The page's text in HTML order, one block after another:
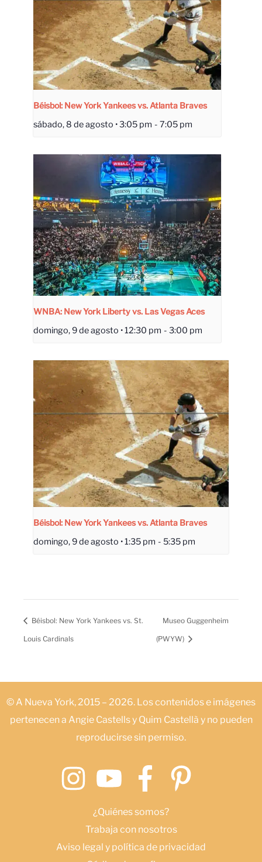
Béisbol: New York Yankees vs. Atlanta Braves
sábado, 8 de agosto • 3:05 pm - 7:05 pm
WNBA: New York Liberty vs. Las Vegas Aces
domingo, 9 de agosto • 12:30 pm - 3:00 pm
Béisbol: New York Yankees vs. Atlanta Braves
domingo, 9 de agosto • 1:35 pm - 5:35 pm
Béisbol: New York Yankees vs. St.
Louis Cardinals
Museo Guggenheim
(PWYW)
© A Nueva York, 2015 – 2026. Los contenidos e imágenes
pertenecen a Angie Castells y Quim Castellà y no pueden
reproducirse sin permiso.
¿Quiénes somos?
Trabaja con nosotros
Aviso legal y política de privacidad